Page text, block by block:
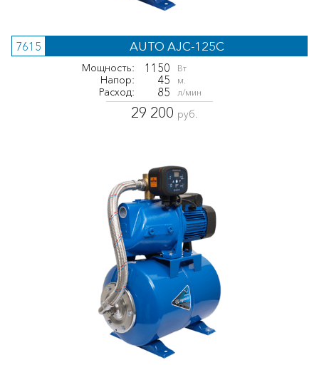
7615 AUTO AJC-125C
Мощность: 1150 Вт
Напор: 45 м.
Расход: 85 л/мин
29 200 руб.